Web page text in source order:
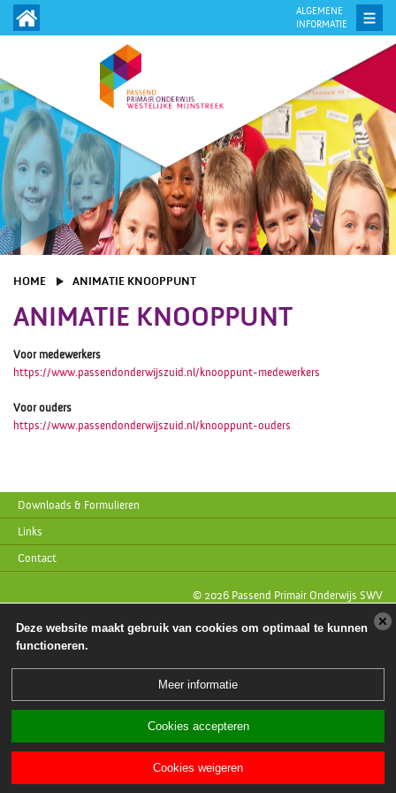
ALGEMENE
INFORMATIE
HOME ANIMATIE KNOOPPUNT
ANIMATIE KNOOPPUNT
Voor medewerkers
https://www.passendonderwijszuid.nl/knooppunt-medewerkers
Voor ouders
https://www.passendonderwijszuid.nl/knooppunt-ouders
Downloads & Formulieren
Links
Contact
© 2026 Passend Primair Onderwijs SWV
Deze website maakt gebruik van cookies om optimaal te kunnen
functioneren.
Meer informatie
Cookies accepteren
Cookies weigeren